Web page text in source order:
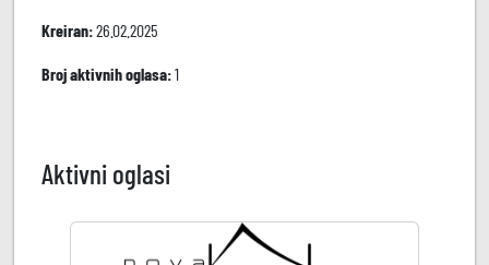
Kreiran:26.02.2025
Broj aktivnih oglasa:1
Aktivni oglasi